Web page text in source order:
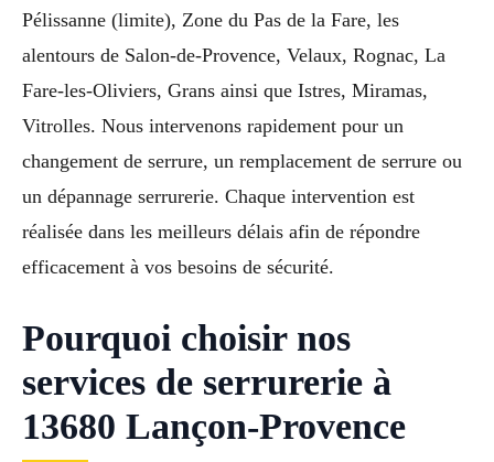
Pélissanne (limite), Zone du Pas de la Fare, les
alentours de Salon-de-Provence, Velaux, Rognac, La
Fare-les-Oliviers, Grans ainsi que Istres, Miramas,
Vitrolles. Nous intervenons rapidement pour un
changement de serrure, un remplacement de serrure ou
un dépannage serrurerie. Chaque intervention est
réalisée dans les meilleurs délais afin de répondre
efficacement à vos besoins de sécurité.
Pourquoi choisir nos
services de serrurerie à
13680 Lançon-Provence